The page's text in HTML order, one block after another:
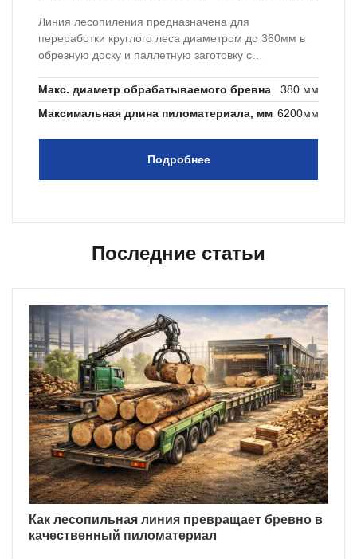
Линия лесопиления предназначена для
переработки круглого леса диаметром до 360мм в
обрезную доску и паллетную заготовку с
Макс. диаметр обрабатываемого бревна
380 мм
Максимальная длина пиломатериала, мм 6200мм
Подробнее
Последние статьи
Как лесопильная линия превращает бревно в
качественный пиломатериал